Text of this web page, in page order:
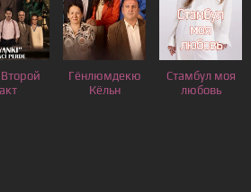
акт
Гёнлюмдекю
Кёльн
Стамбул моя
любовь